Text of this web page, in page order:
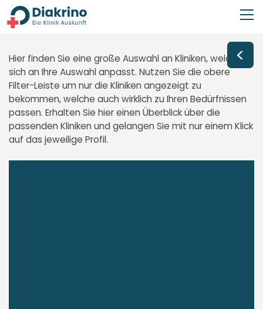
<
Hier finden Sie eine große Auswahl an Kliniken, welche
sich an Ihre Auswahl anpasst. Nutzen Sie die obere
Filter-Leiste um nur die Kliniken angezeigt zu
bekommen, welche auch wirklich zu Ihren Bedürfnissen
passen. Erhalten Sie hier einen Überblick über die
passenden Kliniken und gelangen Sie mit nur einem Klick
auf das jeweilige Profil.